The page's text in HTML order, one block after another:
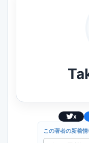
X
この著者の新着